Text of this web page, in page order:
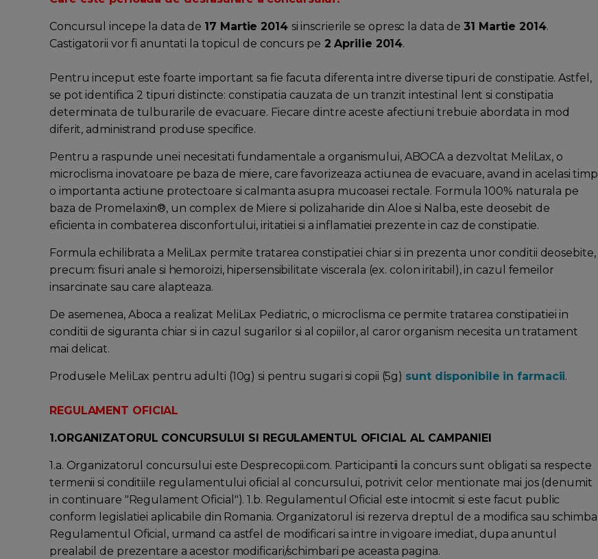
Concursul incepe la data de 17 Martie 2014 si inscrierile se opresc la data de31 Martie 2014.
Castigatorii vor fi anuntati la topicul de concurs pe 2 Aprilie 2014.
Pentru inceput este foarte important sa fie facuta diferenta intre diverse tipuri de constipatie. Astfel,
se pot identifica 2 tipuri distincte: constipatia cauzata de un tranzit intestinal lent si constipatia
determinata de tulburarile de evacuare. Fiecare dintre aceste afectiuni trebuie abordata in mod
diferit, administrand produse specifice.
Pentru a raspunde unei necesitati fundamentale a organismului, ABOCA a dezvoltat MeliLax, o
microclisma inovatoare pe baza de miere, care favorizeaza actiunea de evacuare, avand in acelasi timp
o importanta actiune protectoare si calmanta asupra mucoasei rectale. Formula 100% naturala pe
baza de Promelaxin®, un complex de Miere si polizaharide din Aloe si Nalba, este deosebit de
eficienta in combaterea disconfortului, iritatiei si a inflamatiei prezente in caz de constipatie.
Formula echilibrata a MeliLax permite tratarea constipatiei chiar si in prezenta unor conditii deosebite,
precum: fisuri anale si hemoroizi, hipersensibilitate viscerala (ex. colon iritabil), in cazul femeilor
insarcinate sau care alapteaza.
De asemenea, Aboca a realizat MeliLax Pediatric, o microclisma ce permite tratarea constipatiei in
conditii de siguranta chiar si in cazul sugarilor si al copiilor, al caror organism necesita un tratament
mai delicat.
Produsele MeliLax pentru adulti (10g) si pentru sugari si copii (5g) sunt disponibile in farmacii.
REGULAMENT OFICIAL
1.ORGANIZATORUL CONCURSULUI SI REGULAMENTUL OFICIAL AL CAMPANIEI
1.a. Organizatorul concursului este Desprecopii.com. Participantii la concurs sunt obligati sa respecte
termenii si conditiile regulamentului oficial al concursului, potrivit celor mentionate mai jos (denumit
in continuare "Regulament Oficial"). 1.b. Regulamentul Oficial este intocmit si este facut public
conform legislatiei aplicabile din Romania. Organizatorul isi rezerva dreptul de a modifica sau schimba
Regulamentul Oficial, urmand ca astfel de modificari sa intre in vigoare imediat, dupa anuntul
prealabil de prezentare a acestor modificari/schimbari pe aceasta pagina.